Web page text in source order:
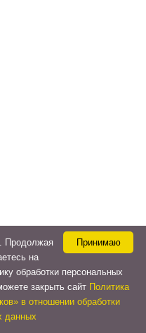
Принимаю
Продолжая
на
обработки персональных
закрыть сайт Политика
в отношении обработки
данных